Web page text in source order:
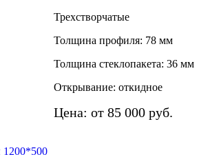
Трехстворчатые
Толщина профиля: 78 мм
Толщина стеклопакета: 36 мм
Открывание: откидное
Цена: от 85 000 руб.
1200*500